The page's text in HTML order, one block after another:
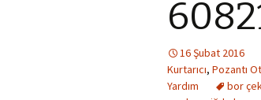
16 Şubat 2016
Kurtarıcı, Pozantı
Yardım
bor